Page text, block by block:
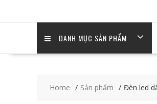
DANH MỤC SẢN PHẨM
Home Sản phẩm Đèn led